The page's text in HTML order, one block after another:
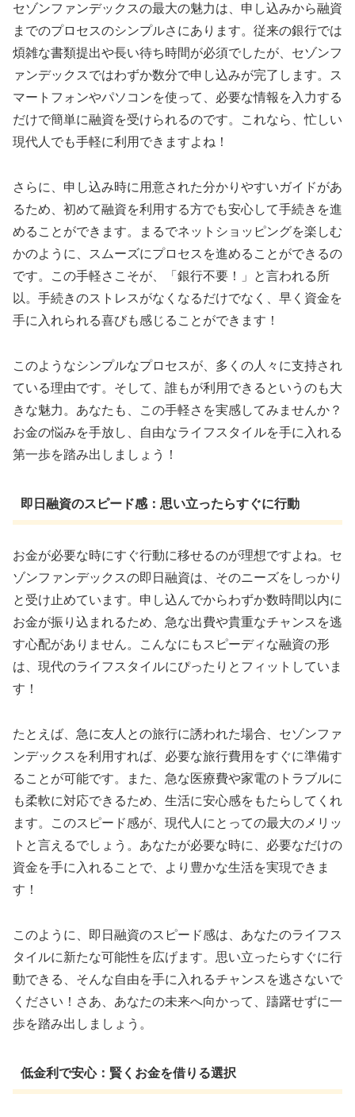
セゾンファンデックスの最大の魅力は、申し込みから融資
までのプロセスのシンプルさにあります。従来の銀行では
煩雑な書類提出や長い待ち時間が必須でしたが、セゾンフ
ァンデックスではわずか数分で申し込みが完了します。ス
マートフォンやパソコンを使って、必要な情報を入力する
だけで簡単に融資を受けられるのです。これなら、忙しい
現代人でも手軽に利用できますよね！
さらに、申し込み時に用意された分かりやすいガイドがあ
るため、初めて融資を利用する方でも安心して手続きを進
めることができます。まるでネットショッピングを楽しむ
かのように、スムーズにプロセスを進めることができるの
です。この手軽さこそが、「銀行不要！」と言われる所
以。手続きのストレスがなくなるだけでなく、早く資金を
手に入れられる喜びも感じることができます！
このようなシンプルなプロセスが、多くの人々に支持され
ている理由です。そして、誰もが利用できるというのも大
きな魅力。あなたも、この手軽さを実感してみませんか？
お金の悩みを手放し、自由なライフスタイルを手に入れる
第一歩を踏み出しましょう！
即日融資のスピード感：思い立ったらすぐに行動
お金が必要な時にすぐ行動に移せるのが理想ですよね。セ
ゾンファンデックスの即日融資は、そのニーズをしっかり
と受け止めています。申し込んでからわずか数時間以内に
お金が振り込まれるため、急な出費や貴重なチャンスを逃
す心配がありません。こんなにもスピーディな融資の形
は、現代のライフスタイルにぴったりとフィットしていま
す！
たとえば、急に友人との旅行に誘われた場合、セゾンファ
ンデックスを利用すれば、必要な旅行費用をすぐに準備す
ることが可能です。また、急な医療費や家電のトラブルに
も柔軟に対応できるため、生活に安心感をもたらしてくれ
ます。このスピード感が、現代人にとっての最大のメリッ
トと言えるでしょう。あなたが必要な時に、必要なだけの
資金を手に入れることで、より豊かな生活を実現できま
す！
このように、即日融資のスピード感は、あなたのライフス
タイルに新たな可能性を広げます。思い立ったらすぐに行
動できる、そんな自由を手に入れるチャンスを逃さないで
ください！さあ、あなたの未来へ向かって、躊躇せずに一
歩を踏み出しましょう。
低金利で安心：賢くお金を借りる選択